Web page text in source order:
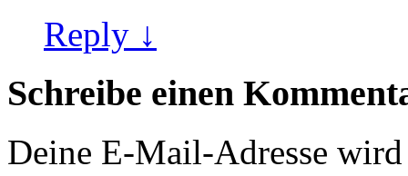
Reply ↓
Schreibe einen
Deine E-Mail-Adresse